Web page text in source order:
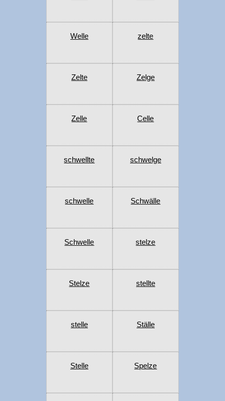
Welle zelte
Zelte Zelge
Zelle Celle
schwellte schwelge
schwelle Schwälle
Schwelle stelze
Stelze stellte
stelle Ställe
Stelle Spelze